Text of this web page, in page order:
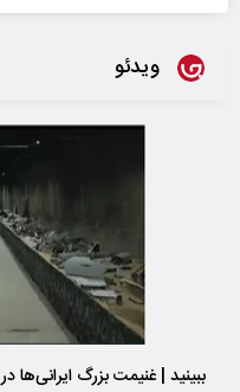
ویدئو
ببینید | غنیمت بزرگ ایرانی‌ها